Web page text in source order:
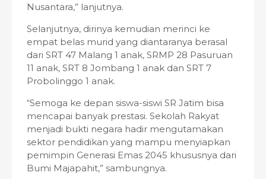
Nusantara,” lanjutnya.
Selanjutnya, dirinya kemudian merinci ke
empat belas murid yang diantaranya berasal
dari SRT 47 Malang 1 anak, SRMP 28 Pasuruan
11 anak, SRT 8 Jombang 1 anak dan SRT 7
Probolinggo 1 anak.
“Semoga ke depan siswa-siswi SR Jatim bisa
mencapai banyak prestasi. Sekolah Rakyat
menjadi bukti negara hadir mengutamakan
sektor pendidikan yang mampu menyiapkan
pemimpin Generasi Emas 2045 khususnya dari
Bumi Majapahit,” sambungnya.